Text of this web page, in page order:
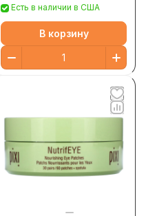
Есть в наличии в США
В корзину